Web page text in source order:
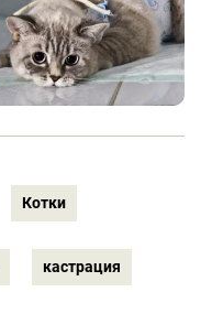
Котки
кастрация